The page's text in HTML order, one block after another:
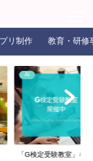
リ制作 教育・研修
AI
「G検定受験教室」を